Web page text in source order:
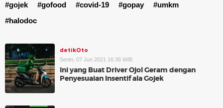
#gojek #gofood #covid-19 #gopay
#umkm
#halodoc
detikOto
Senin, 07 Jun 2021 16:36 WIB
Ini yang Buat Driver Ojol Geram dengan
Penyesuaian Insentif ala Gojek